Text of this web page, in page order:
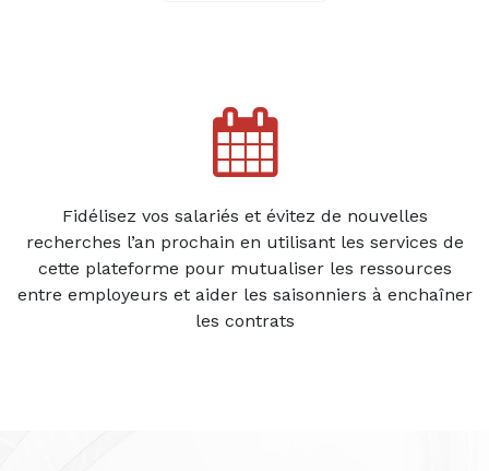
Fidélisez vos salariés et évitez de nouvelles
recherches l’an prochain en utilisant les services de
cette plateforme pour mutualiser les ressources
entre employeurs et aider les saisonniers à enchaîner
les contrats